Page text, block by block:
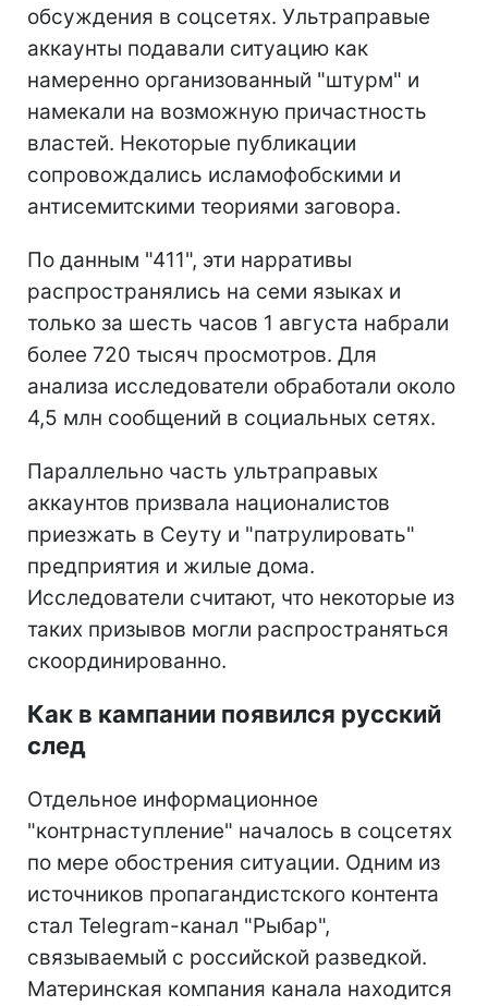
обсуждения в соцсетях. Ультраправые
аккаунты подавали ситуацию как
намеренно организованный "штурм" и
намекали на возможную причастность
властей. Некоторые публикации
сопровождались исламофобскими и
антисемитскими теориями заговора.
По данным "411", эти нарративы
распространялись на семи языках и
только за шесть часов 1 августа набрали
более 720 тысяч просмотров. Для
анализа исследователи обработали около
4,5 млн сообщений в социальных сетях.
Параллельно часть ультраправых
аккаунтов призвала националистов
приезжать в Сеуту и "патрулировать"
предприятия и жилые дома.
Исследователи считают, что некоторые из
таких призывов могли распространяться
скоординированно.
Как в кампании появился русский
след
Отдельное информационное
"контрнаступление" началось в соцсетях
по мере обострения ситуации. Одним из
источников пропагандистского контента
стал Telegram-канал "Рыбар",
связываемый с российской разведкой.
Материнская компания канала находится